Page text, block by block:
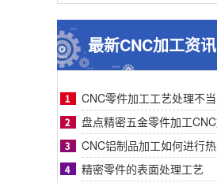
最新CNC加工资讯
精密零件的表面处理工艺